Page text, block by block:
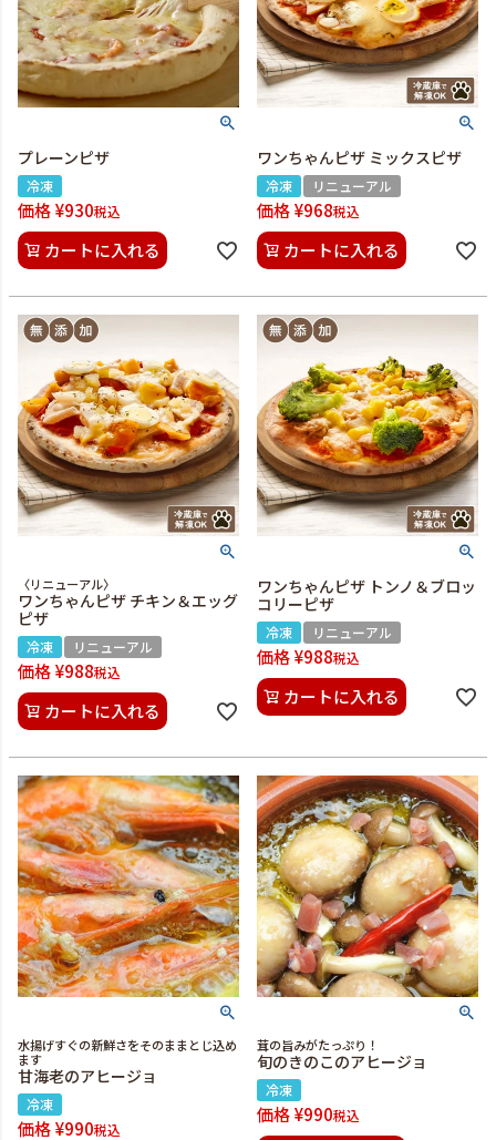
プレーンピザ
冷凍
価格¥930税込
カートに入れる
ワンちゃんピザ ミックスピザ
冷凍 リニューアル
価格¥968税込
カートに入れる
〈リニューアル〉
ワンちゃんピザ チキン＆エッグ
ピザ
冷凍 リニューアル
価格¥988税込
カートに入れる
ワンちゃんピザ トンノ＆ブロッ
コリーピザ
冷凍 リニューアル
価格¥988税込
カートに入れる
水揚げすぐの新鮮さをそのままとじ込め
ます
甘海老のアヒージョ
冷凍
価格¥990税込
茸の旨みがたっぷり！
旬のきのこのアヒージョ
冷凍
価格¥990税込